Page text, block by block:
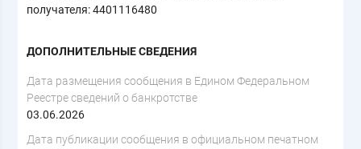
получателя: 4401116480
ДОПОЛНИТЕЛЬНЫЕ СВЕДЕНИЯ
Дата размещения сообщения в Едином Федеральном
Реестре сведений о банкротстве
03.06.2026
Дата публикации сообщения в официальном печатном